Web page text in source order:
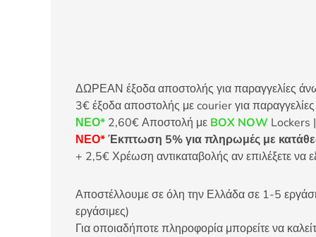
ΔΩΡΕΑΝ έξοδα αποστολής για παραγγελίες
3€ έξοδα αποστολής με courier για
ΝΕΟ* 2,60€ Αποστολή με BOX NOW Lockers
ΝΕΟ*Έκπτωση 5% για πληρωμές με
+ 2,5€ Χρέωση αντικαταβολής αν επιλέξετε να
Αποστέλλουμε σε όλη την Ελλάδα σε 1-5
εργάσιμες)
Για οποιαδήποτε πληροφορία μπορείτε να